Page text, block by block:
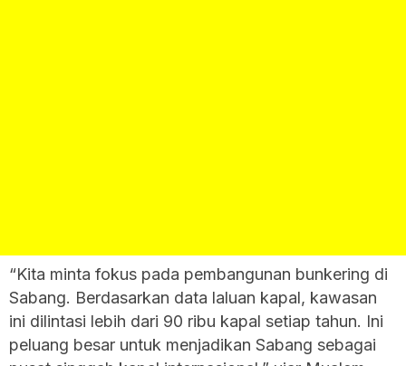
“Kita minta fokus pada pembangunan bunkering di
Sabang. Berdasarkan data laluan kapal, kawasan
ini dilintasi lebih dari 90 ribu kapal setiap tahun. Ini
peluang besar untuk menjadikan Sabang sebagai